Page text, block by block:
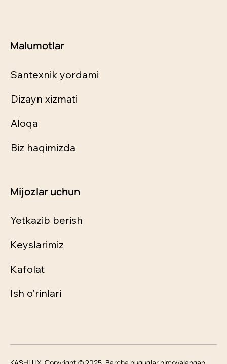
Malumotlar
Santexnik yordami
Dizayn xizmati
Aloqa
Biz haqimizda
Mijozlar uchun
Yetkazib berish
Keyslarimiz
Kafolat
Ish o'rinlari